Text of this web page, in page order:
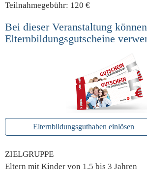
Teilnahmegebühr: 120 €
Bei dieser Veranstaltung
Elternbildungsgutscheine
Elternbildungsguthaben einlösen
ZIELGRUPPE
Eltern mit Kinder von 1.5 bis 3 Jahren